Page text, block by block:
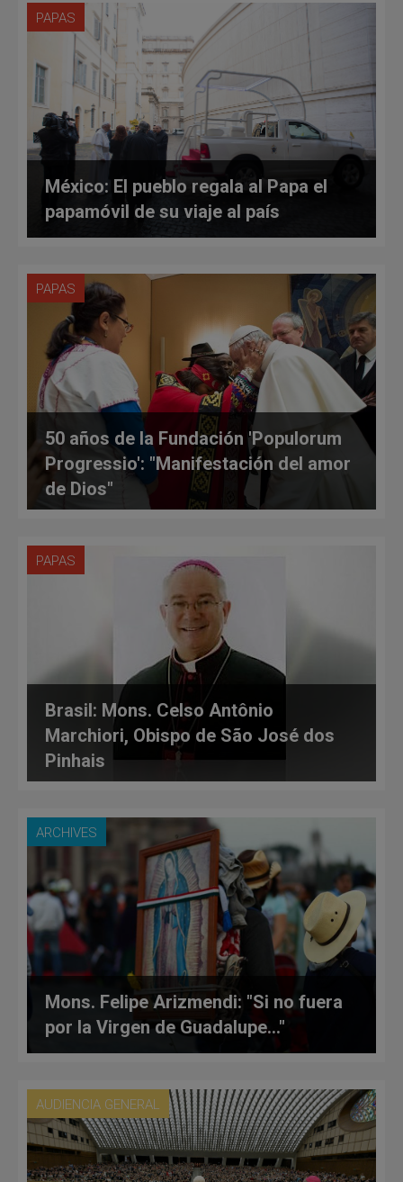
PAPAS
México: El pueblo regala al Papa el
papamóvil de su viaje al país
PAPAS
50 años de la Fundación 'Populorum
Progressio': "Manifestación del amor
de Dios"
PAPAS
Brasil: Mons. Celso Antônio
Marchiori, Obispo de São José dos
Pinhais
ARCHIVES
Mons. Felipe Arizmendi: "Si no fuera
por la Virgen de Guadalupe…"
AUDIENCIA GENERAL